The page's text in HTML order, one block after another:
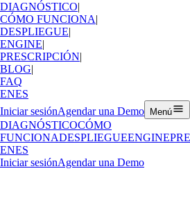
DIAGNÓSTICO|
CÓMO FUNCIONA|
DESPLIEGUE|
ENGINE|
PRESCRIPCIÓN|
BLOG|
FAQ
ENES
Iniciar sesiónAgendar una Demo Menú
DIAGNÓSTICOCÓMO
FUNCIONADESPLIEGUEENGINE
ENES
Iniciar sesiónAgendar una Demo